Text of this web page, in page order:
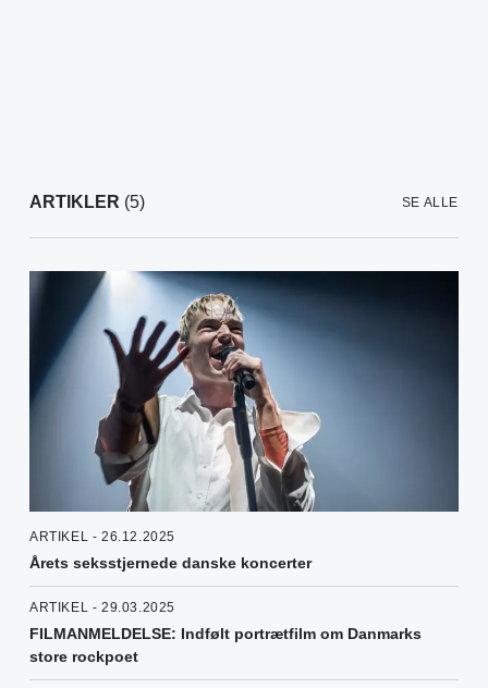
ARTIKLER (5) SE ALLE
ARTIKEL - 26.12.2025
Årets seksstjernede danske koncerter
ARTIKEL - 29.03.2025
FILMANMELDELSE: Indfølt portrætfilm om Danmarks
store rockpoet